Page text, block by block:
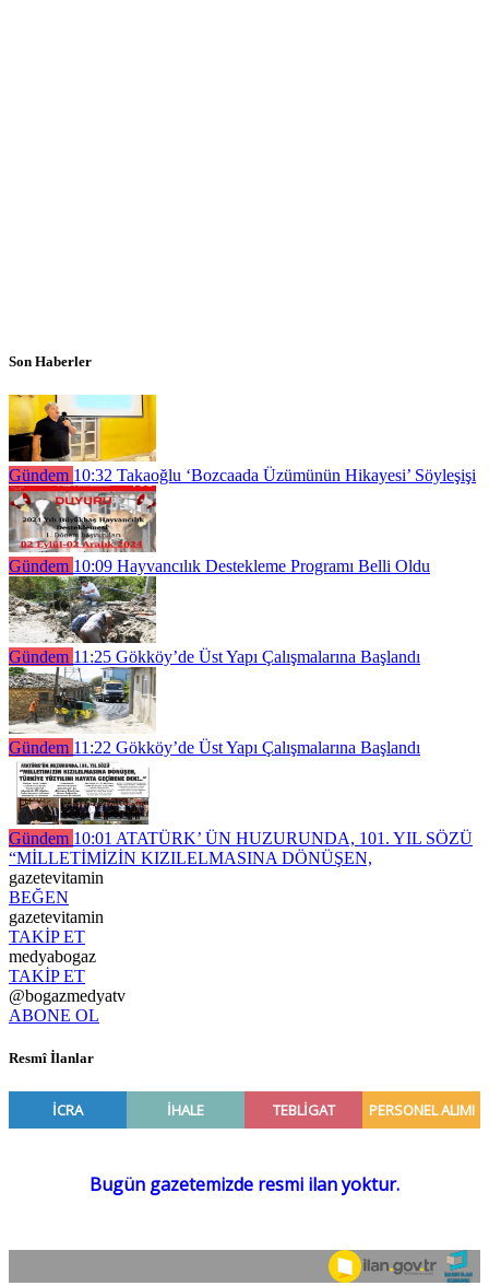
Son Haberler
Gündem 10:32 Takaoğlu ‘Bozcaada Üzümünün Hikayesi’ Söyleşişi
Gündem 10:09 Hayvancılık Destekleme Programı Belli Oldu
Gündem 11:25 Gökköy’de Üst Yapı Çalışmalarına Başlandı
Gündem 11:22 Gökköy’de Üst Yapı Çalışmalarına Başlandı
Gündem 10:01 ATATÜRK’ ÜN HUZURUNDA, 101. YIL SÖZÜ
“MİLLETİMİZİN KIZILELMASINA DÖNÜŞEN,
gazetevitamin
BEĞEN
gazetevitamin
TAKİP ET
medyabogaz
TAKİP ET
@bogazmedyatv
ABONE OL
Resmî İlanlar